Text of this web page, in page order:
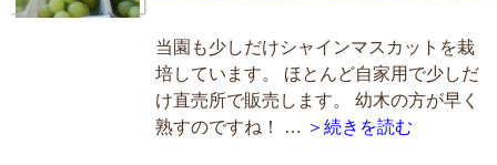
当園も少しだけシャインマスカットを栽
培しています。 ほとんど自家用で少しだ
け直売所で販売します。 幼木の方が早く
熟すのですね！ … ＞続きを読む